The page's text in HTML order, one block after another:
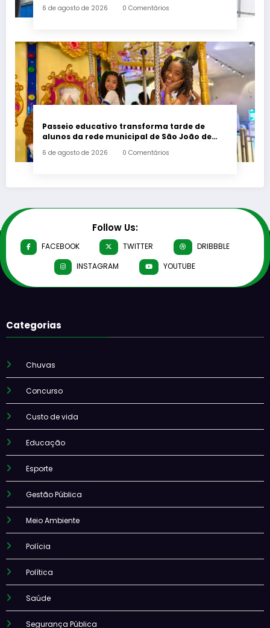
6 de agosto de 2026 0 Comentários
Passeio educativo transforma tarde de
alunos da rede municipal de São João de
6 de agosto de 2026 0 Comentários
Follow Us:
FACEBOOK TWITTER
DRIBBBLE
INSTAGRAM
YOUTUBE
Categorias
Chuvas
Concurso
Custo de vida
Educação
Esporte
Gestão Pública
Meio Ambiente
Polícia
Política
Saúde
Segurança Pública